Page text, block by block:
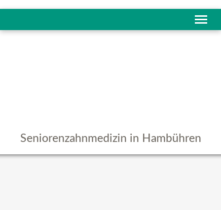
Seniorenzahnmedizin in Hambühren